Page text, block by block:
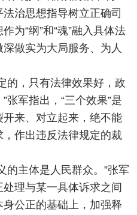
治思想指导树立正确司
为“纲”和“魂”融入具体法
做实为大局服务、为人
，只有法律效果好，政
张军指出，“三个效果”是
来、对立起来，绝不能
作出违反法律规定的裁
主体是人民群众。”张军
理与某一具体诉求之间
公正的基础上，加强释